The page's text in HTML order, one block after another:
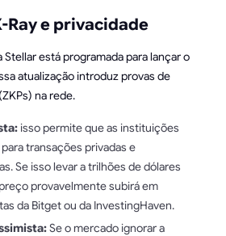
Ray e privacidade
Stellar está programada para lançar o
atualização introduz provas de
na rede.
isso permite que as instituições
transações privadas e
Se isso levar a trilhões de dólares
provavelmente subirá em
da Bitget ou da InvestingHaven.
Se o mercado ignorar a